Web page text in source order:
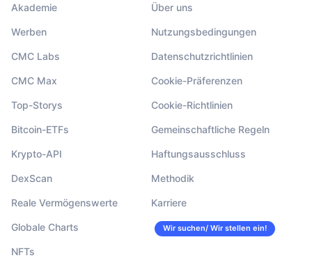
Akademie
Werben
CMC Labs
CMC Max
Top-Storys
Bitcoin-ETFs
Krypto-API
DexScan
Reale Vermögenswerte
Globale Charts
NFTs
Über uns
Nutzungsbedingungen
Datenschutzrichtlinien
Cookie-Präferenzen
Cookie-Richtlinien
Gemeinschaftliche Regeln
Haftungsausschluss
Methodik
Karriere
Wir suchen/ Wir stellen ein!